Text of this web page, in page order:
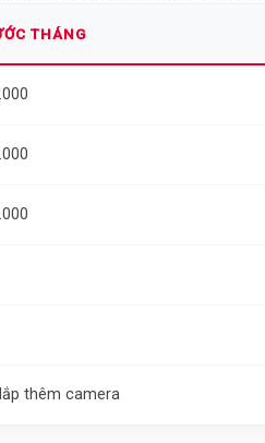
THÁNG
thêm camera